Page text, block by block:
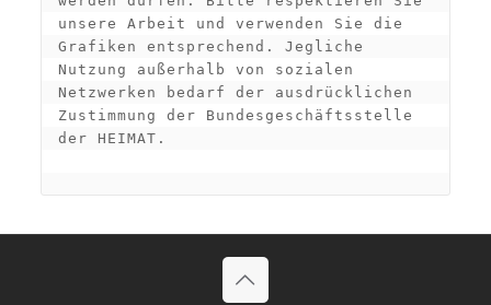
unsere Arbeit und verwenden Sie die
Grafiken entsprechend. Jegliche
Nutzung außerhalb von sozialen
Netzwerken bedarf der ausdrücklichen
Zustimmung der Bundesgeschäftsstelle
der HEIMAT.